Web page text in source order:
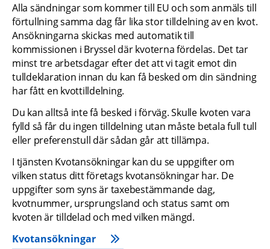
Alla sändningar som kommer till EU och som anmäls till
förtullning samma dag får lika stor tilldelning av en kvot.
Ansökningarna skickas med automatik till
kommissionen i Bryssel där kvoterna fördelas. Det tar
minst tre arbetsdagar efter det att vi tagit emot din
tulldeklaration innan du kan få besked om din sändning
har fått en kvottilldelning.
Du kan alltså inte få besked i förväg. Skulle kvoten vara
fylld så får du ingen tilldelning utan måste betala full tull
eller preferenstull där sådan går att tillämpa.
I tjänsten Kvotansökningar kan du se uppgifter om
vilken status ditt företags kvotansökningar har. De
uppgifter som syns är taxebestämmande dag,
kvotnummer, ursprungsland och status samt om
kvoten är tilldelad och med vilken mängd.
Kvotansökningar